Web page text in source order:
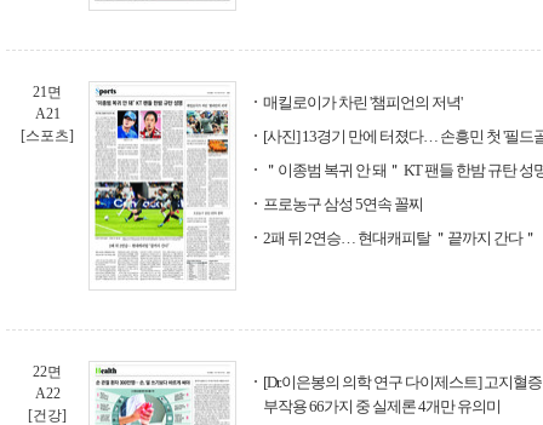
21면
A21
[스포츠]
매킬로이가 차린 '챔피언의 저녁'
[사진] 13경기 만에 터졌다… 손흥민 첫 '필드
＂이종범 복귀 안 돼＂ KT 팬들 한밤 규탄 성
프로농구 삼성 5연속 꼴찌
2패 뒤 2연승… 현대캐피탈 ＂끝까지 간다＂
22면
A22
[건강]
[Dr.이은봉의 의학 연구 다이제스트] 고지혈
부작용 66가지 중 실제론 4개만 유의미